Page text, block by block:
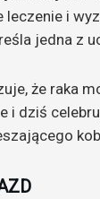
leczenie i
jedna z
że raka
i dziś